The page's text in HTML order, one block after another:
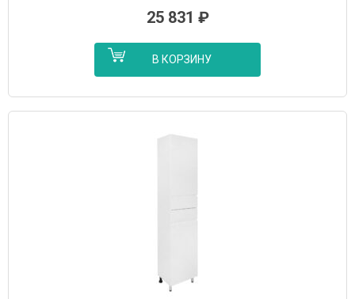
25 831 ₽
В КОРЗИНУ